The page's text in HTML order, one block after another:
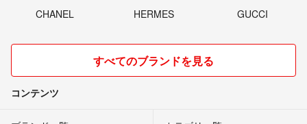
CHANEL HERMES GUCCI
すべてのブランドを見る
コンテンツ